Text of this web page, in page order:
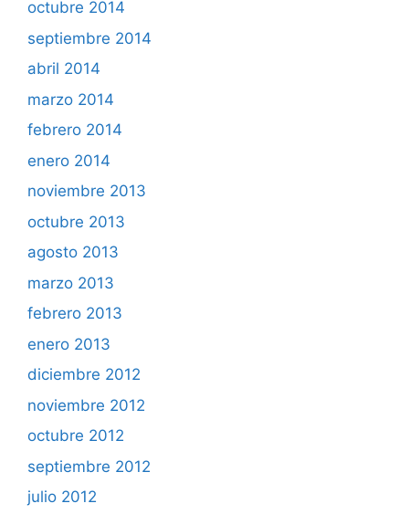
octubre 2014
septiembre 2014
abril 2014
marzo 2014
febrero 2014
enero 2014
noviembre 2013
octubre 2013
agosto 2013
marzo 2013
febrero 2013
enero 2013
diciembre 2012
noviembre 2012
octubre 2012
septiembre 2012
julio 2012